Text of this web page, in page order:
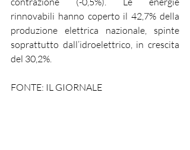
rinnovabili hanno coperto il 42,7% della
produzione elettrica nazionale, spinte
soprattutto dall’idroelettrico, in crescita
del 30,2%.
FONTE: IL GIORNALE